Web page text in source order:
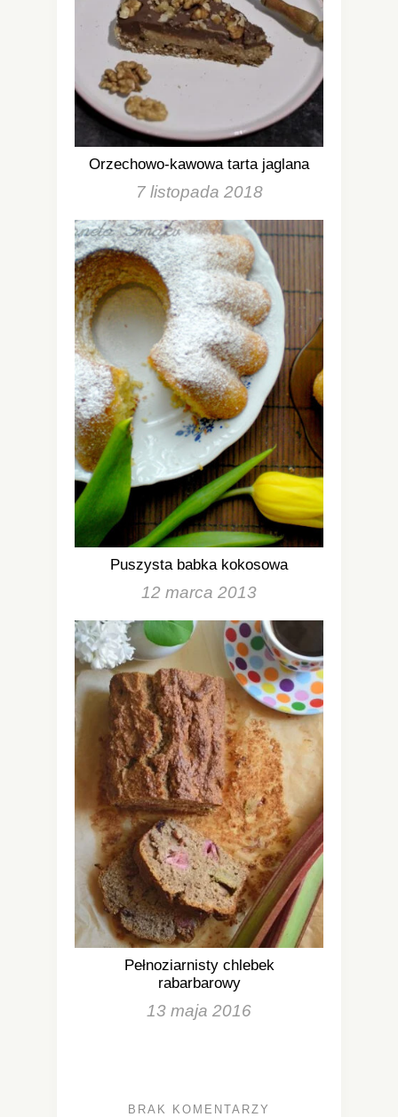
Orzechowo-kawowa tarta jaglana
7 listopada 2018
Puszysta babka kokosowa
12 marca 2013
Pełnoziarnisty chlebek
rabarbarowy
13 maja 2016
BRAK KOMENTARZY